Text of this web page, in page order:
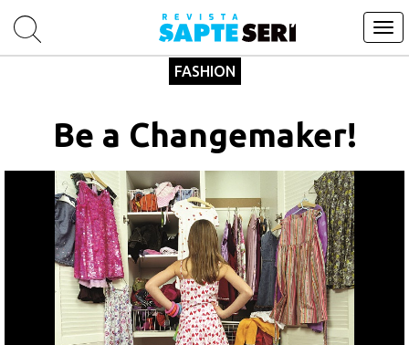
FASHION
Be a Changemaker!